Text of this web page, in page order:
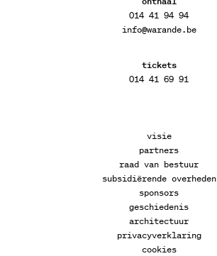
014 41 94 94
info@warande.be
tickets
014 41 69 91
visie
partners
raad van bestuur
subsidiërende overheden
sponsors
geschiedenis
architectuur
privacyverklaring
cookies